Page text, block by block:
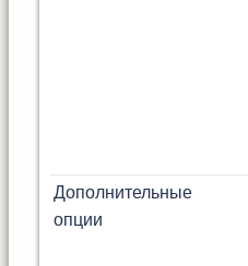
Дополнительные
опции